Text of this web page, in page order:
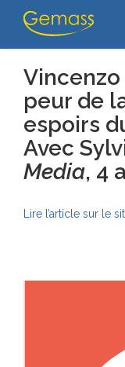
Accueil/Publications
globalisation aux
Vincenzo
peur de
espoirs
Avec
Media, 4
Lire l’article sur le